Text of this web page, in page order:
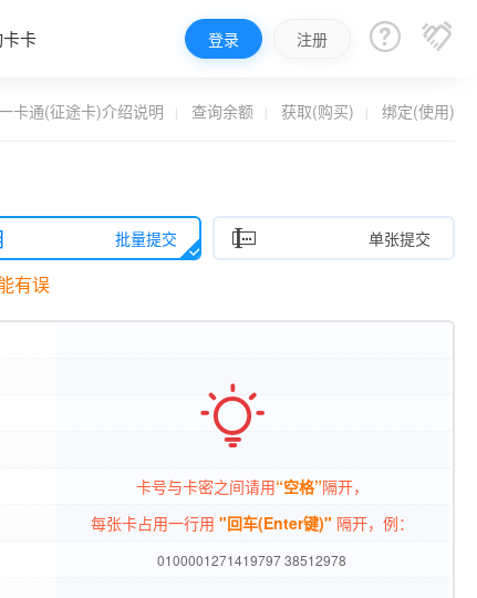
卡 登录 注册  
卡通(征途卡)介绍说明 查询余额 获取(购买) 绑定(使用)
批量提交  单张提交
有误

卡号与卡密之间请用“空格”隔开，
每张卡占用一行用 "回车(Enter键)" 隔开，例：
0100001271419797 38512978